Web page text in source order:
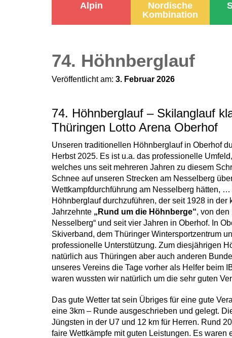
Alpin
Nordische
Kombination
74. Höhnberglauf
Veröffentlicht am: 3. Februar 2026
74. Höhnberglauf – Skilanglauf
Thüringen Lotto Arena Oberhof
Unseren traditionellen Höhnberglauf in Oberhof
Herbst 2025. Es ist u.a. das professionelle
welches uns seit mehreren Jahren zu diesem
Schnee auf unseren Strecken am Nesselberg
Wettkampfdurchführung am Nesselberg hätten,
Höhnberglauf durchzuführen, der seit 1928 in
Jahrzehnte „Rund um die Höhnberge“, von den
Nesselberg“ und seit vier Jahren in Oberhof. In
Skiverband, dem Thüringer Wintersportzentrum
professionelle Unterstützung. Zum diesjährigen
natürlich aus Thüringen aber auch anderen
unseres Vereins die Tage vorher als Helfer beim
waren wussten wir natürlich um die sehr guten
Das gute Wetter tat sein Übriges für eine gute
eine 3km – Runde ausgeschrieben und gelegt.
Jüngsten in der U7 und 12 km für Herren. Rund
faire Wettkämpfe mit guten Leistungen. Es